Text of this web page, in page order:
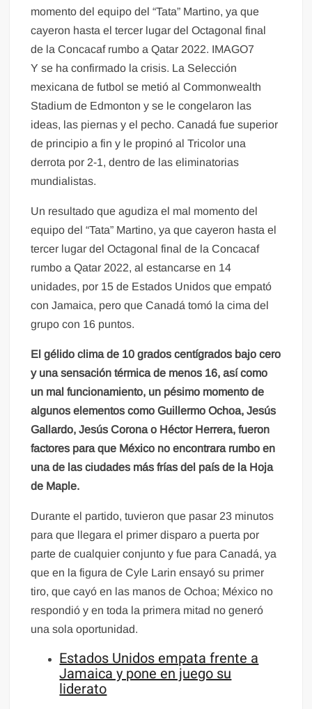
momento del equipo del “Tata” Martino, ya que
cayeron hasta el tercer lugar del Octagonal final
de la Concacaf rumbo a Qatar 2022. IMAGO7
Y se ha confirmado la crisis. La Selección
mexicana de futbol se metió al Commonwealth
Stadium de Edmonton y se le congelaron las
ideas, las piernas y el pecho. Canadá fue superior
de principio a fin y le propinó al Tricolor una
derrota por 2-1, dentro de las eliminatorias
mundialistas.
Un resultado que agudiza el mal momento del
equipo del “Tata” Martino, ya que cayeron hasta el
tercer lugar del Octagonal final de la Concacaf
rumbo a Qatar 2022, al estancarse en 14
unidades, por 15 de Estados Unidos que empató
con Jamaica, pero que Canadá tomó la cima del
grupo con 16 puntos.
El gélido clima de 10 grados centígrados bajo cero
y una sensación térmica de menos 16, así como
un mal funcionamiento, un pésimo momento de
algunos elementos como Guillermo Ochoa, Jesús
Gallardo, Jesús Corona o Héctor Herrera, fueron
factores para que México no encontrara rumbo en
una de las ciudades más frías del país de la Hoja
de Maple.
Durante el partido, tuvieron que pasar 23 minutos
para que llegara el primer disparo a puerta por
parte de cualquier conjunto y fue para Canadá, ya
que en la figura de Cyle Larin ensayó su primer
tiro, que cayó en las manos de Ochoa; México no
respondió y en toda la primera mitad no generó
una sola oportunidad.
Estados Unidos empata frente a
Jamaica y pone en juego su
liderato